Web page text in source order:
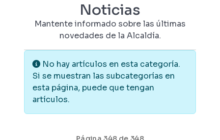
Noticias
Mantente informado sobre las últimas
novedades de la Alcaldía.
Información
No hay artículos en esta categoría.
Si se muestran las subcategorías en
esta página, puede que tengan
artículos.